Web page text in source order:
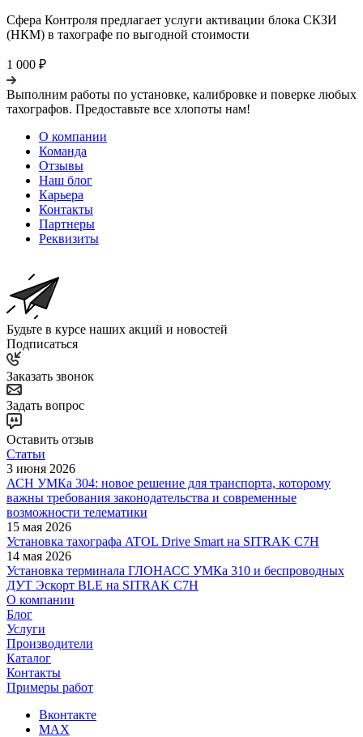
Сфера Контроля предлагает услуги активации блока СКЗИ
(НКМ) в тахографе по выгодной стоимости
1 000 ₽
Выполним работы по установке, калибровке и поверке любых
тахографов. Предоставьте все хлопоты нам!
О компании
Команда
Отзывы
Наш блог
Карьера
Контакты
Партнеры
Реквизиты
Будьте в курсе наших акций и новостей
Подписаться
Заказать звонок
Задать вопрос
Оставить отзыв
Статьи
3 июня 2026
АСН УМКа 304: новое решение для транспорта, которому
важны требования законодательства и современные
возможности телематики
15 мая 2026
Установка тахографа ATOL Drive Smart на SITRAK C7H
14 мая 2026
Установка терминала ГЛОНАСС УМКа 310 и беспроводных
ДУТ Эскорт BLE на SITRAK C7H
О компании
Блог
Услуги
Производители
Каталог
Контакты
Примеры работ
Вконтакте
MAX